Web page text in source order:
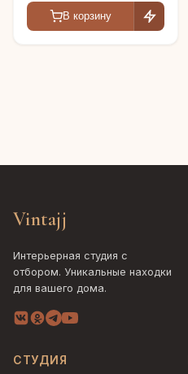
В корзину
Vintajj
Интерьерная студия с
отбором. Уникальные находки
для вашего дома.
СТУДИЯ